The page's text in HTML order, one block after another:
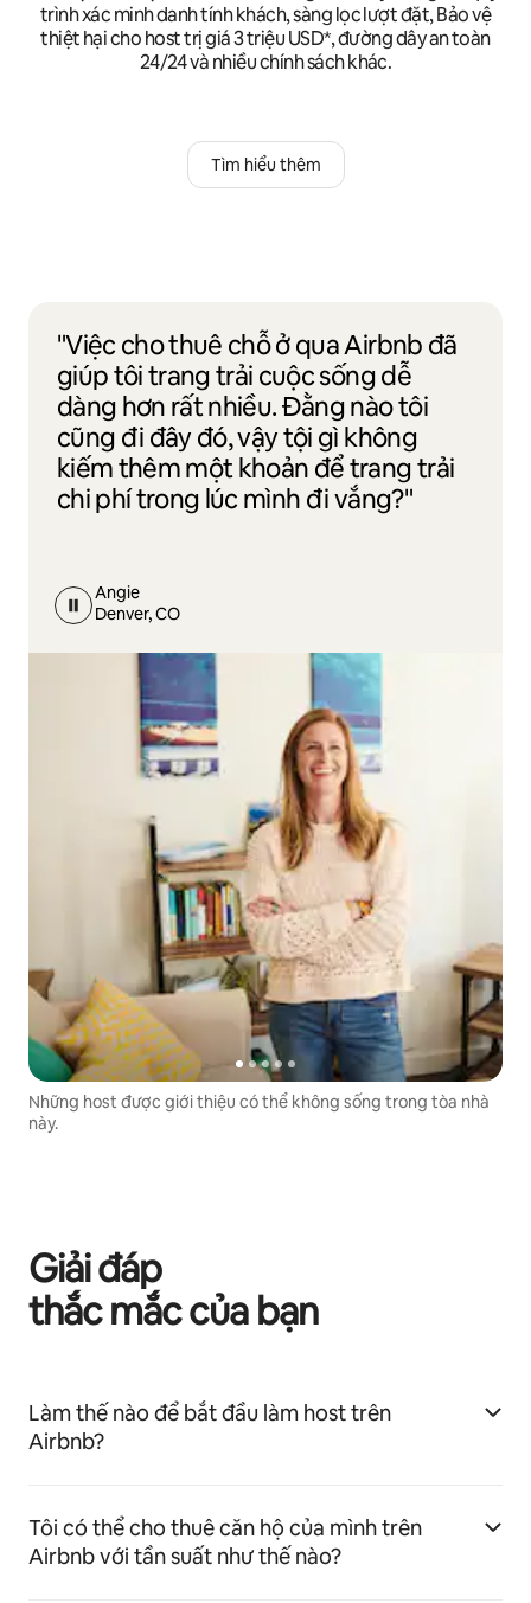
trình xác minh danh tính khách, sàng lọc lượt đặt, Bảo vệ
thiệt hại cho host trị giá 3 triệu USD*, đường dây an toàn
24/24 và nhiều chính sách khác.
Tìm hiểu thêm
"Việc cho thuê chỗ ở qua Airbnb đã
giúp tôi trang trải cuộc sống dễ
dàng hơn rất nhiều. Đằng nào tôi
cũng đi đây đó, vậy tội gì không
kiếm thêm một khoản để trang trải
chi phí trong lúc mình đi vắng?"
Angie
Denver, CO
Những host được giới thiệu có thể không sống trong tòa nhà
này.
Giải đáp
thắc mắc của bạn
Làm thế nào để bắt đầu làm host trên
Airbnb?
Tôi có thể cho thuê căn hộ của mình trên
Airbnb với tần suất như thế nào?